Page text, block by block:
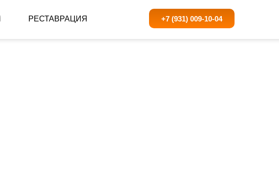
РЕСТАВРАЦИЯ +7 (931) 009-10-04